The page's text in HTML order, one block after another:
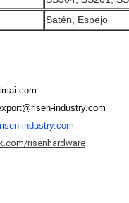
Satén, Espejo
industry.com
industry.com
risenhardware